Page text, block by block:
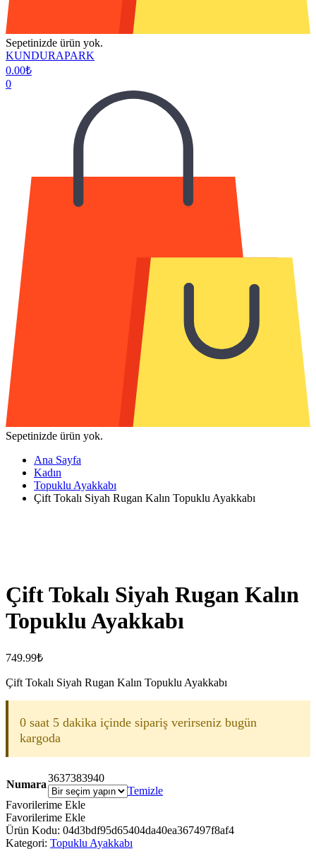
Sepetinizde ürün yok.
KUNDURAPARK
0.00₺
0
Sepetinizde ürün yok.
Ana Sayfa
Kadın
Topuklu Ayakkabı
Çift Tokalı Siyah Rugan Kalın Topuklu Ayakkabı
Çift Tokalı Siyah Rugan Kalın
Topuklu Ayakkabı
749.99₺
Çift Tokalı Siyah Rugan Kalın Topuklu Ayakkabı
0 saat 5 dakika içinde sipariş verirseniz bugün
kargoda
Numara
3637383940
Temizle
Favorilerime Ekle
Favorilerime Ekle
Ürün Kodu: 04d3bdf95d65404da40ea367497f8af4
Kategori: Topuklu Ayakkabı